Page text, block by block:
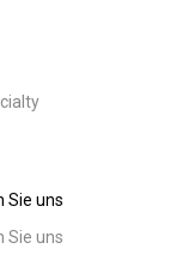
Sie uns
Sie uns